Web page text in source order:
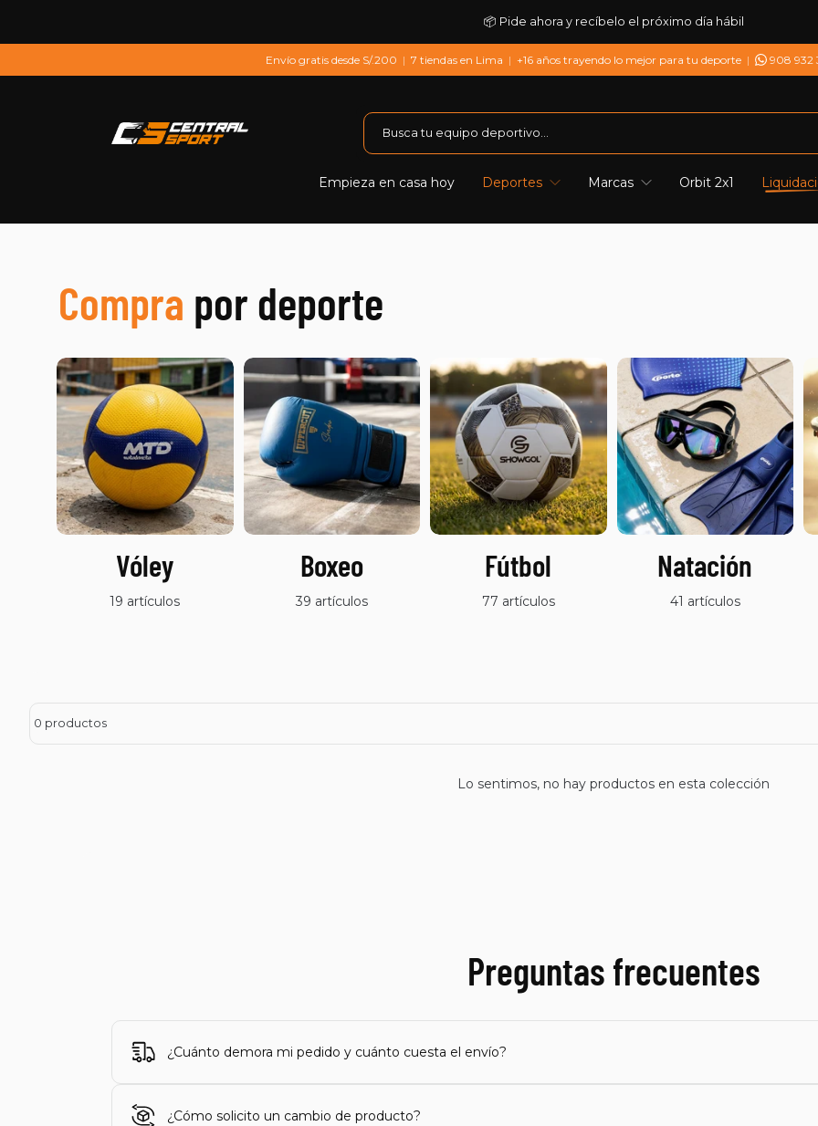
📦 Pide ahora y recíbelo el próximo día hábil
Envío gratis desde S/.200 | 7 tiendas en Lima | +16 años trayendo lo mejor para tu deporte | 908 932
Empieza en casa hoy Deportes Marcas Orbit 2x1
Compra por deporte
Vóley
19 artículos
Boxeo
39 artículos
Fútbol
77 artículos
Natación
41 artículos
0 productos
Lo sentimos, no hay productos en esta colección
Preguntas frecuentes
¿Cuánto demora mi pedido y cuánto cuesta el envío?
¿Cómo solicito un cambio de producto?